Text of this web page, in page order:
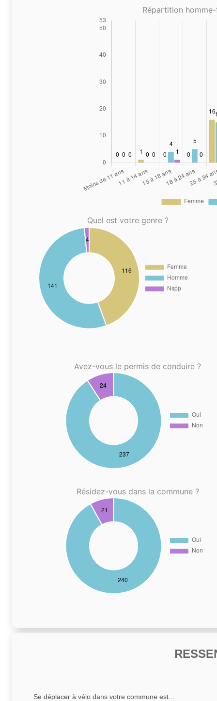
Répartition
Quel est votre genre ?
Avez-vous le permis de conduire ?
Résidez-vous dans la commune ?
Se déplacer à vélo dans votre commune est...